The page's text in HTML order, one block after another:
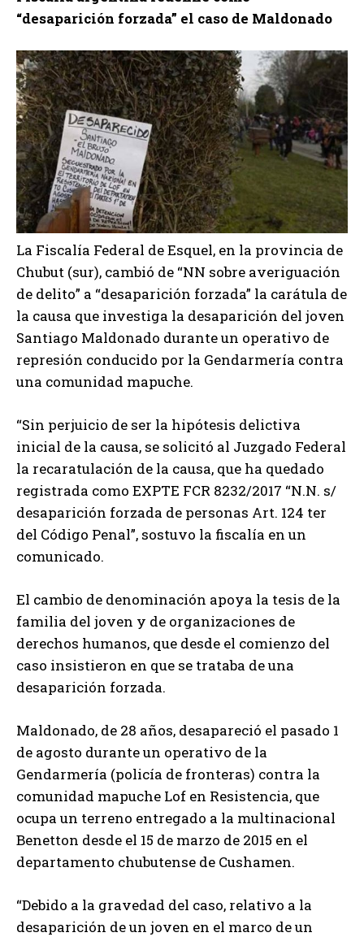
p
o
d
u
c
t
o
r
d
e
a
u
d
i
o
“desaparición forzada” el caso de Maldonado
La Fiscalía Federal de Esquel, en la provincia de
Chubut (sur), cambió de “NN sobre averiguación
de delito” a “desaparición forzada” la carátula de
la causa que investiga la desaparición del joven
Santiago Maldonado durante un operativo de
represión conducido por la Gendarmería contra
una comunidad mapuche.
“Sin perjuicio de ser la hipótesis delictiva
inicial de la causa, se solicitó al Juzgado Federal
la recaratulación de la causa, que ha quedado
registrada como EXPTE FCR 8232/2017 “N.N. s/
desaparición forzada de personas Art. 124 ter
del Código Penal”, sostuvo la fiscalía en un
comunicado.
El cambio de denominación apoya la tesis de la
familia del joven y de organizaciones de
derechos humanos, que desde el comienzo del
caso insistieron en que se trataba de una
desaparición forzada.
Maldonado, de 28 años, desapareció el pasado 1
de agosto durante un operativo de la
Gendarmería (policía de fronteras) contra la
comunidad mapuche Lof en Resistencia, que
ocupa un terreno entregado a la multinacional
Benetton desde el 15 de marzo de 2015 en el
departamento chubutense de Cushamen.
“Debido a la gravedad del caso, relativo a la
desaparición de un joven en el marco de un